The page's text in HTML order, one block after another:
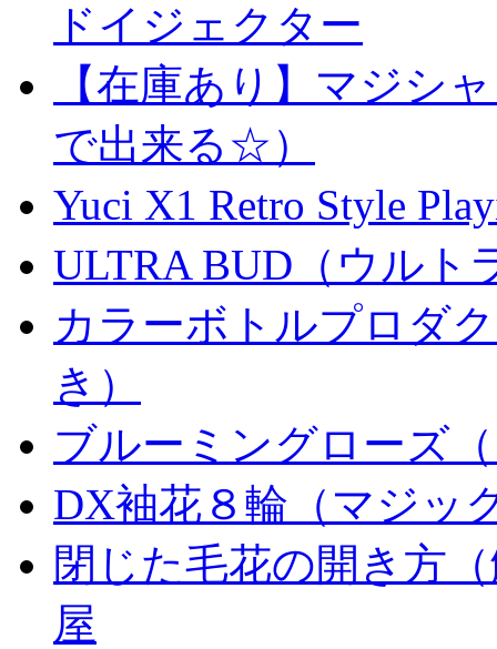
ドイジェクター
【在庫あり】マジシ
で出来る☆）
Yuci X1 Retro Style
ULTRA BUD（ウルト
カラーボトルプロダ
き）
ブルーミングローズ
DX袖花８輪（マジッ
閉じた毛花の開き方
屋